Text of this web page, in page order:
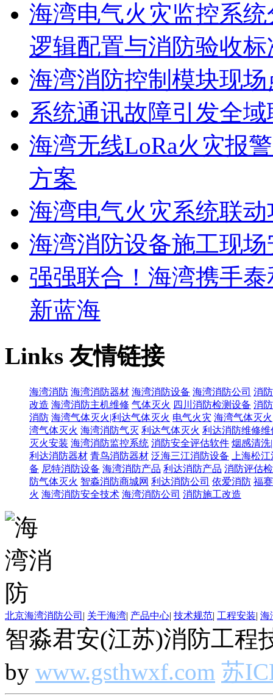
海湾电气火灾监控系
逻辑配置与消防验收标
海湾消防控制模块现
系统通讯故障引发全
海湾无线LoRa火灾报
方案
海湾电气火灾系统联
海湾消防设备施工现
强强联合！海湾携手
新蓝海
Links友情链接
海湾消防 海湾消防器材 海湾消防设备 海湾消防公司 消
改造 海湾消防主机维修 气体灭火 四川消防检测设备 消
消防 海湾气体灭火|利达气体灭火 电气火灾 海湾气体灭
湾气体灭火 海湾消防气灭 利达气体灭火 利达消防维修维
灭火安装 海湾消防监控系统 消防安全评估软件 烟感清洗
利达消防器材 青鸟消防器材 泛海三江消防设备
上海松
备 尼特消防设备 海湾消防产品 利达消防产品 消防评估
防气体灭火 智淼消防商城网 利达消防公司 依爱消防 福
火 海湾消防安全技术 海湾消防公司 消防施工改造
北京海湾消防公司 | 关于海湾| 产品中心| 技术规范| 工程安装| 海
智淼君安(江苏)消防工程
by www.gsthwxf.com 苏